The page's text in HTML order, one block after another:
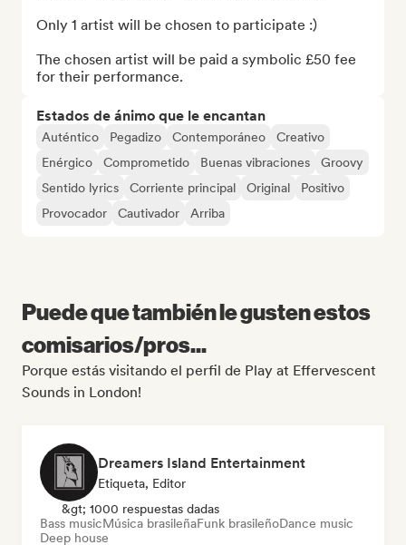
Only 1 artist will be chosen to participate :)
The chosen artist will be paid a symbolic £50 fee
for their performance.
Estados de ánimo que le encantan
Auténtico Pegadizo Contemporáneo
Creativo
Enérgico
Comprometido Buenas vibraciones
Groovy
Sentido lyrics
Corriente principal Original
Positivo
Provocador
Cautivador Arriba
Puede que también le gusten estos
comisarios/pros...
Porque estás visitando el perfil de Play at Effervescent
Sounds in London!
Dreamers Island Entertainment
Etiqueta, Editor
&gt; 1000 respuestas dadas
Bass musicMúsica brasileñaFunk brasileñoDance music
Deep house